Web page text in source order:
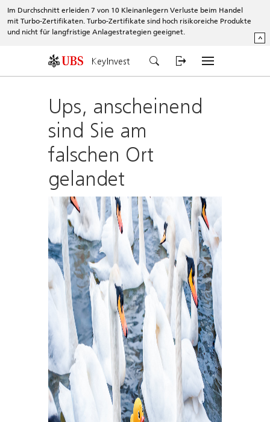
Im Durchschnitt erleiden 7 von 10 Kleinanlegern Verluste beim Handel
mit Turbo-Zertifikaten. Turbo-Zertifikate sind hoch risikoreiche Produkte
und nicht für langfristige Anlagestrategien geeignet.
^
KeyInvest
Ups, anscheinend
sind Sie am
falschen Ort
gelandet